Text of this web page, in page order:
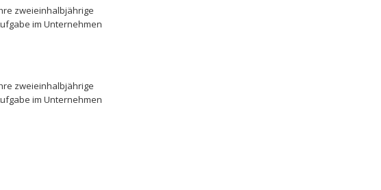
zweieinhalbjährige
im Unternehmen
zweieinhalbjährige
im Unternehmen